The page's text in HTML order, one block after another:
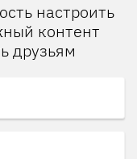
настроить
контент
друзьям